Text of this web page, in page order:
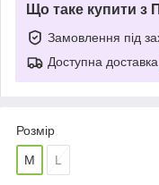
Що таке купити з
Замовлення під
Доступна доставка
Розмір
M L